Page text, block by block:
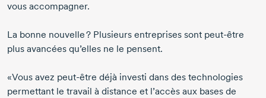
vous accompagner.
La bonne nouvelle ? Plusieurs entreprises sont peut-être
plus avancées qu’elles ne le pensent.
«Vous avez peut-être déjà investi dans des technologies
permettant le travail à distance et l’accès aux bases de